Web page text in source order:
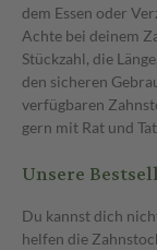
dem Essen oder
Achte bei deinem
Stückzahl, die
den sicheren
verfügbaren
gern mit Rat und
Unsere
Du kannst dich
helfen die